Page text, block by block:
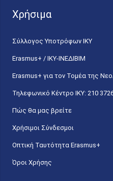
Χρήσιμα
Σύλλογος Υποτρόφων ΙΚΥ
Erasmus+ / ΙΚΥ-ΙΝΕΔΙΒΙΜ
Erasmus+ για τον Τομέα της
Τηλεφωνικό Κέντρο IKY: 210
Πώς θα μας βρείτε
Χρήσιμοι Σύνδεσμοι
Οπτική Ταυτότητα Erasmus+
Όροι Χρήσης